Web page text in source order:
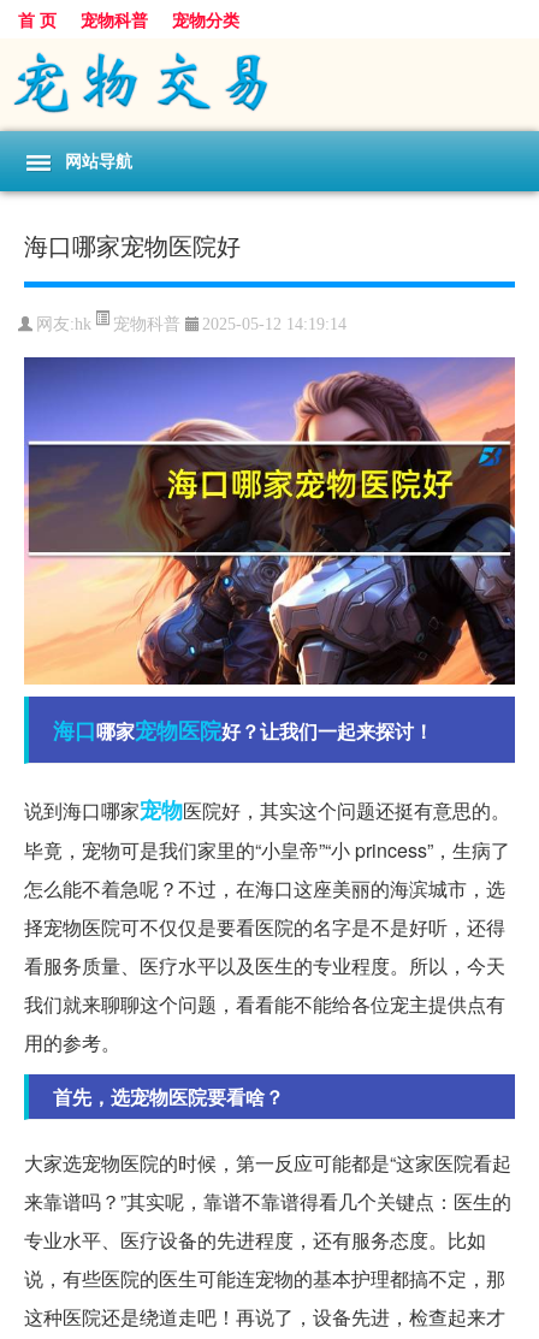
首 页 宠物科普 宠物分类
网站导航
海口哪家宠物医院好
网友:hk 宠物科普 2025-05-12 14:19:14
海口哪家宠物医院好？让我们一起来探讨！
说到海口哪家宠物医院好，其实这个问题还挺有意思的。
毕竟，宠物可是我们家里的“小皇帝”“小 princess”，生病了
怎么能不着急呢？不过，在海口这座美丽的海滨城市，选
择宠物医院可不仅仅是要看医院的名字是不是好听，还得
看服务质量、医疗水平以及医生的专业程度。所以，今天
我们就来聊聊这个问题，看看能不能给各位宠主提供点有
用的参考。
首先，选宠物医院要看啥？
大家选宠物医院的时候，第一反应可能都是“这家医院看起
来靠谱吗？”其实呢，靠谱不靠谱得看几个关键点：医生的
专业水平、医疗设备的先进程度，还有服务态度。比如
说，有些医院的医生可能连宠物的基本护理都搞不定，那
这种医院还是绕道走吧！再说了，设备先进，检查起来才